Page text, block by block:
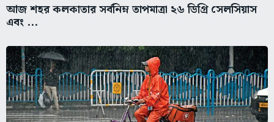
আজ শহর কলকাতার সর্বনিম্ন তাপমাত্রা ২৬ ডিগ্রি সেলসিয়াস
এবং ...